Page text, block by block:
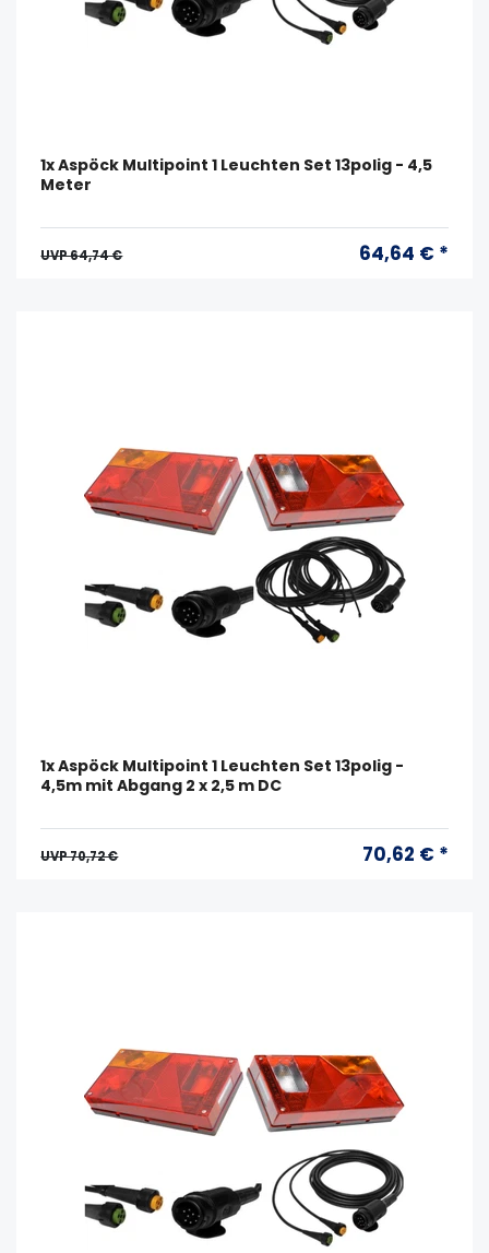
1x Aspöck Multipoint 1 Leuchten Set 13polig - 4,5
Meter
UVP 64,74 € 64,64 € *
1x Aspöck Multipoint 1 Leuchten Set 13polig -
4,5m mit Abgang 2 x 2,5 m DC
UVP 70,72 € 70,62 € *